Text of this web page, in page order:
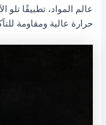
عالم المواد، تطبيقًا
حرارة عالية ومقاومة